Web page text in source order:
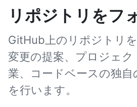
リポジトリをフ
GitHub上のリポジトリ
変更の提案、プロジェ
業、コードベースの独自
を行います。